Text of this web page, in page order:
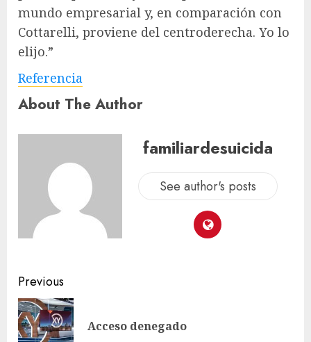
mundo empresarial y, en comparación con
Cottarelli, proviene del centroderecha. Yo lo
elijo.”
Referencia
About The Author
familiardesuicida
See author's posts
Previous
Acceso denegado